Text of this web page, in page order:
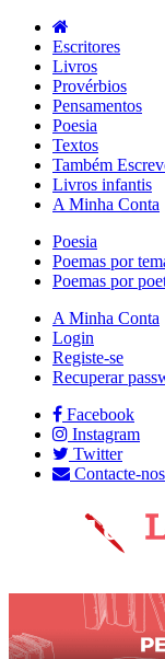
Escritores
Livros
Provérbios
Pensamentos
Poesia
Textos
Também
Livros infantis
A Minha Conta
Poesia
Poemas por
Poemas por
A Minha Conta
Login
Registe-se
Recuperar
Facebook
Instagram
Twitter
Contacte-nos